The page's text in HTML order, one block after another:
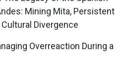
Mining Mita, Persistent
Divergence
Overreaction During a